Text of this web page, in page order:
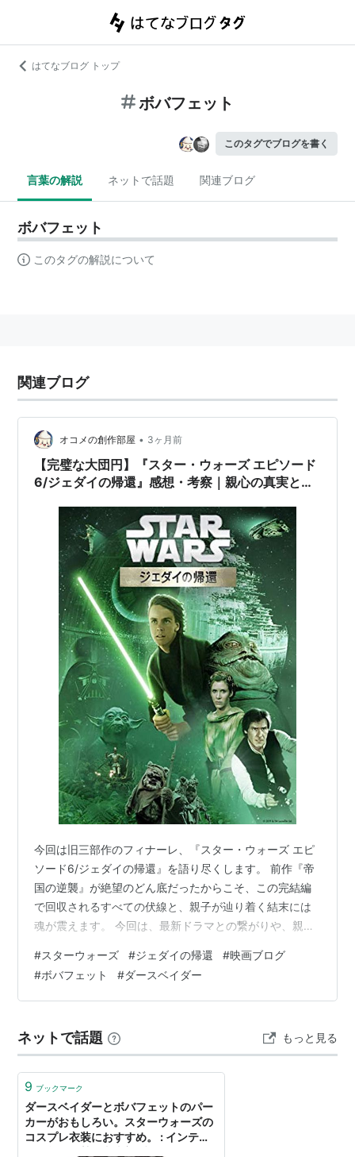
はてなブログ トップ
ボバフェット
このタグでブログを書く
言葉の解説 ネットで話題 関連ブログ
ボバフェット
このタグの解説について
関連ブログ
オコメの創作部屋 • 3ヶ月前
【完璧な大団円】『スター・ウォーズ エピソード
6/ジェダイの帰還』感想・考察｜親心の真実と
今回は旧三部作のフィナーレ、『スター・ウォーズ エピ
ソード6/ジェダイの帰還』を語り尽くします。 前作『帝
国の逆襲』が絶望のどん底だったからこそ、この完結編
で回収されるすべての伏線と、親子が辿り着く結末には
魂が震えます。 今回は、最新ドラマとの繋がりや、親に
ます。 その前に！シリーズ屈指の絶望を描いた前作の考
察はこちらからどうぞ👇 www.okome-channel.com それ
では、完結編の深淵へ進みましょう。」 （⚠️注意：この
Disney+ 公式YouTubeルーク・スカイウォーカーの救出
作戦…
#スターウォーズ #ジェダイの帰還 #映画ブログ
#ボバフェット #ダースベイダー
ネットで話題 もっと見る
9 ブックマーク
ダースベイダーとボバフェットのパー
カーがおもしろい。スターウォーズの
コスプレ衣装におすすめ。 : インテリ